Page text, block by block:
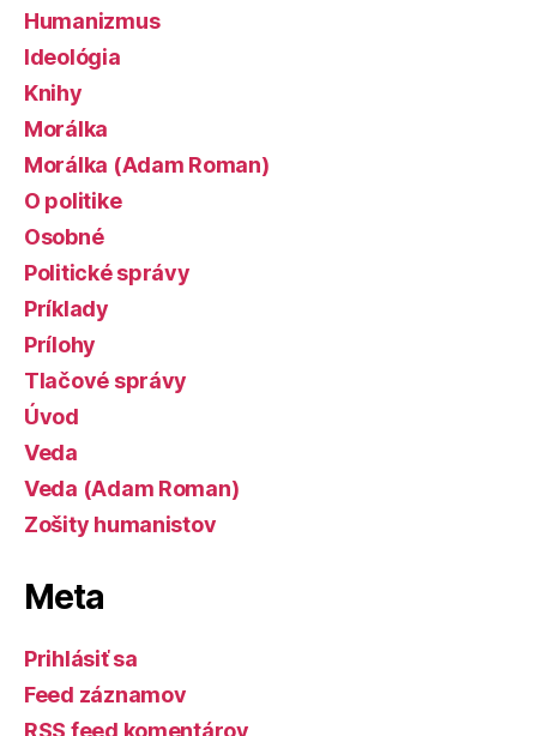
Humanizmus
Ideológia
Knihy
Morálka
Morálka (Adam Roman)
O politike
Osobné
Politické správy
Príklady
Prílohy
Tlačové správy
Úvod
Veda
Veda (Adam Roman)
Zošity humanistov
Meta
Prihlásiť sa
Feed záznamov
RSS feed komentárov